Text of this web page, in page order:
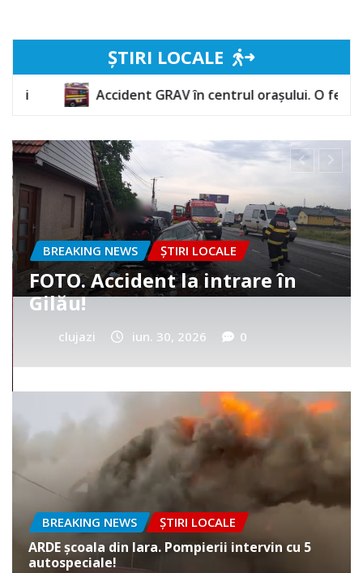
ȘTIRI LOCALE
în centrul orașului. O femeie a rămas încarcerată
BREAKING NEWS ȘTIRI LOCALE
Cum a murit băiețelul din
Vultureni? Era cu tatăl în
cimitir
clujazi iun. 25, 2026 0
BREAKING NEWS ȘTIRI LOCALE
ARDE școala din Iara. Pompierii intervin cu 5
autospeciale!